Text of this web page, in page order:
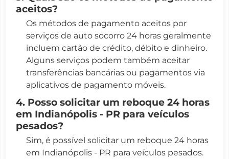
aceitos?
Os métodos de pagamento aceitos por
serviços de auto socorro 24 horas geralmente
incluem cartão de crédito, débito e dinheiro.
Alguns serviços podem também aceitar
transferências bancárias ou pagamentos via
aplicativos de pagamento móveis.
4. Posso solicitar um reboque 24 horas
em Indianópolis - PR para veículos
pesados?
Sim, é possível solicitar um reboque 24 horas
em Indianópolis - PR para veículos pesados.